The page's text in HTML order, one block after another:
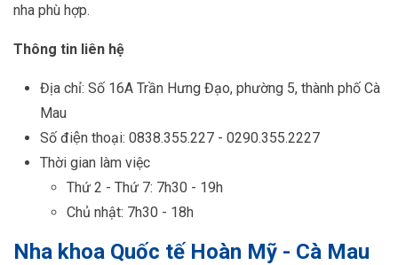
nha phù hợp.
Thông tin liên hệ
Địa chỉ: Số 16A Trần Hưng Đạo, phường 5, thành phố Cà
Mau
Số điện thoại: 0838.355.227 - 0290.355.2227
Thời gian làm việc
Thứ 2 - Thứ 7: 7h30 - 19h
Chủ nhật: 7h30 - 18h
Nha khoa Quốc tế Hoàn Mỹ - Cà Mau